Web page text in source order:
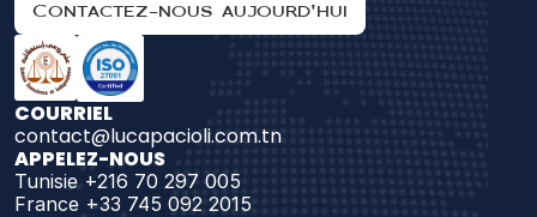
Contactez-nous aujourd'hui
COURRIEL
contact@lucapacioli.com.tn
APPELEZ-NOUS
Tunisie +216 70 297 005
France +33 745 092 2015